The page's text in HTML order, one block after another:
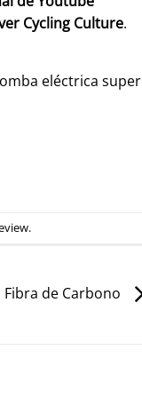
Cycling Culture.
eléctrica super
.
de Carbono